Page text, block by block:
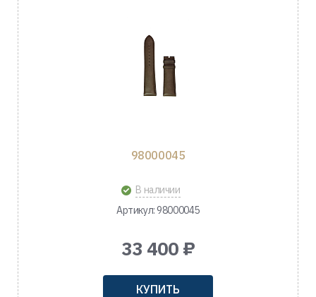
98000045
В наличии
Артикул: 98000045
33 400 ₽
КУПИТЬ